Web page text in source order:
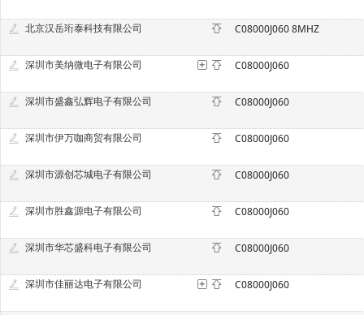
北京汉岳珩泰科技有限公司 C08000J060 8MHZ
深圳市美纳微电子有限公司 C08000J060
深圳市盛鑫弘辉电子有限公司 C08000J060
深圳市伊万咖商贸有限公司 C08000J060
深圳市源创芯城电子有限公司 C08000J060
深圳市胜鑫源电子有限公司 C08000J060
深圳市华芯盛科电子有限公司 C08000J060
深圳市佳丽达电子有限公司 C08000J060